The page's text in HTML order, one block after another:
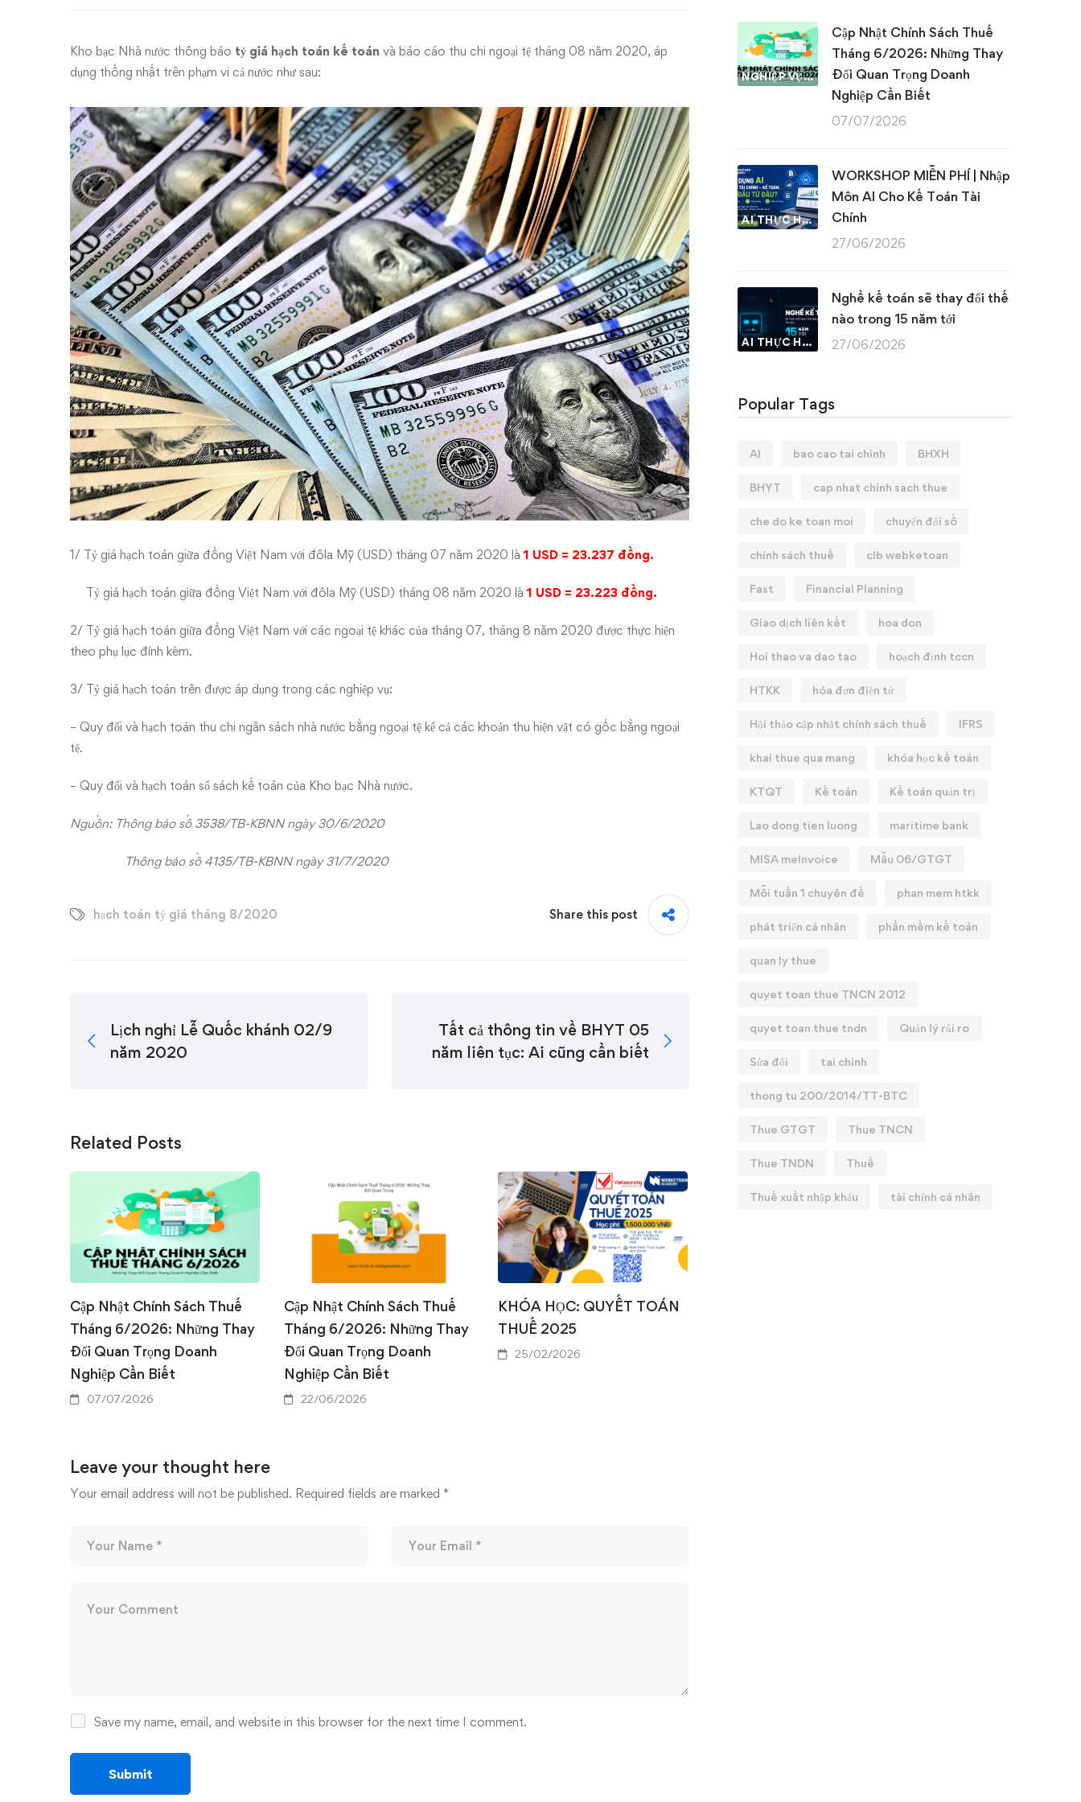
tệ
tháng
7,
8/2020
Kho bạc Nhà nước thông báo tỷ giá hạch toán kế toán và báo cáo thu chi ngoại tệ tháng 08 năm 2020, áp
dụng thống nhất trên phạm vi cả nước như sau:
1/ Tỷ giá hạch toán giữa đồng Việt Nam với đôla Mỹ (USD) tháng 07 năm 2020 là1 USD = 23.237 đồng.
Tỷ giá hạch toán giữa đồng Việt Nam với đôla Mỹ (USD) tháng 08 năm 2020 là1 USD = 23.223 đồng.
2/ Tỷ giá hạch toán giữa đồng Việt Nam với các ngoại tệ khác của tháng 07, tháng 8 năm 2020 được thực hiện
theo phụ lục đính kèm.
3/ Tỷ giá hạch toán trên được áp dụng trong các nghiệp vụ:
– Quy đổi và hạch toán thu chi ngân sách nhà nước bằng ngoại tệ kể cả các khoản thu hiện vật có gốc bằng ngoại
tệ.
– Quy đổi và hạch toán sổ sách kế toán của Kho bạc Nhà nước.
Nguồn: Thông báo số 3538/TB-KBNN ngày 30/6/2020
Thông báo số 4135/TB-KBNN ngày 31/7/2020
hạch toán tỷ giá tháng 8/2020 Share this post
Lịch nghỉ Lễ Quốc khánh 02/9
năm 2020
Tất cả thông tin về BHYT 05
năm liên tục: Ai cũng cần biết
Related Posts
Cập Nhật Chính Sách Thuế
Tháng 6/2026: Những Thay
Đổi Quan Trọng Doanh
Nghiệp Cần Biết
07/07/2026
Cập Nhật Chính Sách Thuế
Tháng 6/2026: Những Thay
Đổi Quan Trọng Doanh
Nghiệp Cần Biết
22/06/2026
KHÓA HỌC: QUYẾT TOÁN
THUẾ 2025
25/02/2026
09 ĐIỂM MỚI THUẾ GTGT
Nội dung mới về các
Leave your thought here
Your email address will not be published. Required fields are marked *
Save my name, email, and website in this browser for the next time I comment.
NGHIỆP VỤ KẾ TOÁN & THUẾ
Cập Nhật Chính Sách Thuế
Tháng 6/2026: Những Thay
Đổi Quan Trọng Doanh
Nghiệp Cần Biết
07/07/2026
AI THỰC HÀNH
WORKSHOP MIỄN PHÍ | Nhập
Môn AI Cho Kế Toán Tài
Chính
27/06/2026
AI THỰC HÀNH
Nghề kế toán sẽ thay đổi thế
nào trong 15 năm tới
27/06/2026
Popular Tags
AI bao cao tai chinh BHXH
BHYT cap nhat chinh sach thue
che do ke toan moi chuyển đổi số
chính sách thuế clb webketoan
Fast Financial Planning
Giao dịch liên kết hoa don
Hoi thao va dao tao hoạch định tccn
HTKK hóa đơn điện tử
Hội thảo cập nhật chính sách thuế IFRS
khai thue qua mang khóa học kế toán
KTQT Kế toán Kế toán quản trị
Lao dong tien luong maritime bank
MISA meInvoice Mẫu 06/GTGT
Mỗi tuần 1 chuyên đề phan mem htkk
phát triển cá nhân phần mềm kế toán
quan ly thue
quyet toan thue TNCN 2012
quyet toan thue tndn Quản lý rủi ro
Sửa đổi tai chinh
thong tu 200/2014/TT-BTC
Thue GTGT Thue TNCN
Thue TNDN Thuế
Thuế xuất nhập khẩu tài chính cá nhân